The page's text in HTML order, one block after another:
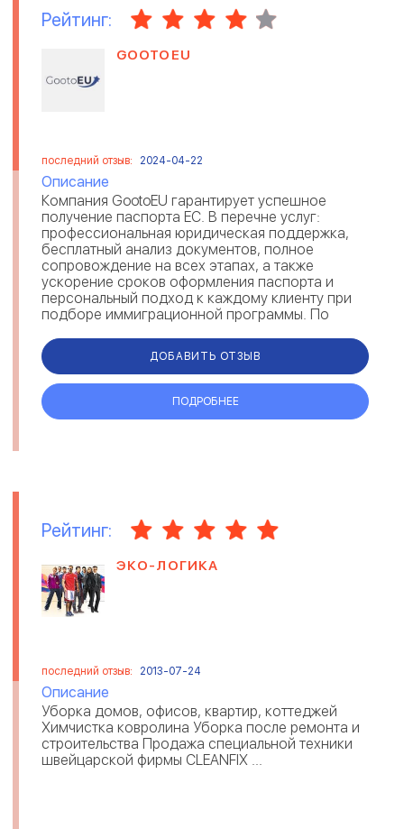
Рейтинг:
GOOTOEU
последний отзыв: 2024-04-22
Описание
Компания GootoEU гарантирует успешное
получение паспорта ЕС. В перечне услуг:
профессиональная юридическая поддержка,
бесплатный анализ документов, полное
сопровождение на всех этапах, а также
ускорение сроков оформления паспорта и
персональный подход к каждому клиенту при
подборе иммиграционной программы. По
получения румы...
ДОБАВИТЬ ОТЗЫВ
ПОДРОБНЕЕ
Рейтинг:
ЭКО-ЛОГИКА
последний отзыв: 2013-07-24
Описание
Уборка домов, офисов, квартир, коттеджей
Химчистка ковролина Уборка после ремонта и
строительства Продажа специальной техники
швейцарской фирмы CLEANFIX ...